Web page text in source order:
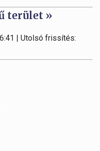
terület »
| Utolsó frissítés: